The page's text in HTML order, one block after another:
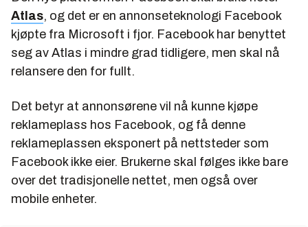
Atlas, og det er en annonseteknologi Facebook
kjøpte fra Microsoft i fjor. Facebook har benyttet
seg av Atlas i mindre grad tidligere, men skal nå
relansere den for fullt.
Det betyr at annonsørene vil nå kunne kjøpe
reklameplass hos Facebook, og få denne
reklameplassen eksponert på nettsteder som
Facebook ikke eier. Brukerne skal følges ikke bare
over det tradisjonelle nettet, men også over
mobile enheter.